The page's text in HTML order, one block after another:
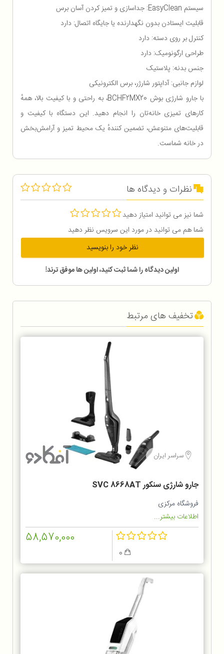
سیستم EasyClean: جداسازی و تمیز کردن آسان برس
قابلیت ایستادن بدون نگهدارنده یا جایگاه اتصال: دارد
کنترل بر روی دسته: دارد
طراحی ارگونومیک: دارد
جنس بدنه: پلاستیک
لوازم جانبی: آداپتور شارژر، برس الکترونیکی
با جارو شارژی بوش BCHF2MX20، به راحتی و با کیفیت بالا، همهٔ
کارهای تمیزی خانه‌تان را انجام دهید. این دستگاه با کیفیت و
قابلیت‌های متنوعش، تضمین کنندهٔ یک محیط تمیز و آرامش‌بخش
در خانه شماست.
نظرات و دیدگاه ها
شما نیز می توانید امتیاز دهید
شما هم می توانید در مورد این سرویس نظر دهید
نظر خود را بنویسید
اولین دیدگاه را شما ثبت کنید، اولین ها موفق ترند!
تخفیف های مرتبط
سراسر ایران
جارو شارژی سنکور SVC 8668AT
فروشگاه مرکزی
اطلاعات بیشتر...
58,570,000